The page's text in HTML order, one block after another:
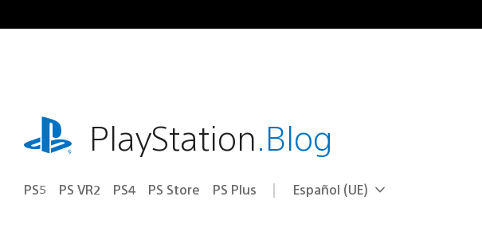
al
playstation.comPlayStation.Blog
PS5 PS VR2 PS4 PS Store PS Plus Selecciona
Región
Español (UE)